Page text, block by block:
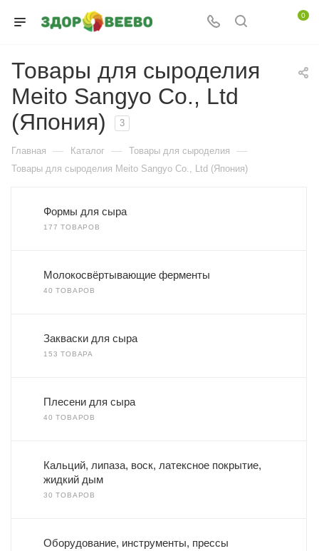
0
Товары для сыроделия
Meito Sangyo Co., Ltd
(Япония)
3
Главная — Каталог — Товары для сыроделия —
Товары для сыроделия Meito Sangyo Co., Ltd (Япония)
Формы для сыра
177 ТОВАРОВ
Молокосвёртывающие ферменты
40 ТОВАРОВ
Закваски для сыра
153 ТОВАРА
Плесени для сыра
40 ТОВАРОВ
Кальций, липаза, воск, латексное покрытие,
жидкий дым
30 ТОВАРОВ
Оборудование, инструменты, прессы